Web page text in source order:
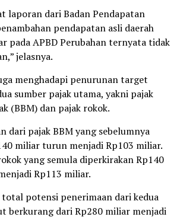
laporan dari Badan Pendapatan
pendapatan asli daerah
pada APBD Perubahan ternyata tidak
jelasnya.
menghadapi penurunan target
sumber pajak utama, yakni pajak
(BBM) dan pajak rokok.
dari pajak BBM yang sebelumnya
miliar turun menjadi Rp103 miliar.
yang semula diperkirakan Rp140
Rp113 miliar.
potensi penerimaan dari kedua
berkurang dari Rp280 miliar menjadi